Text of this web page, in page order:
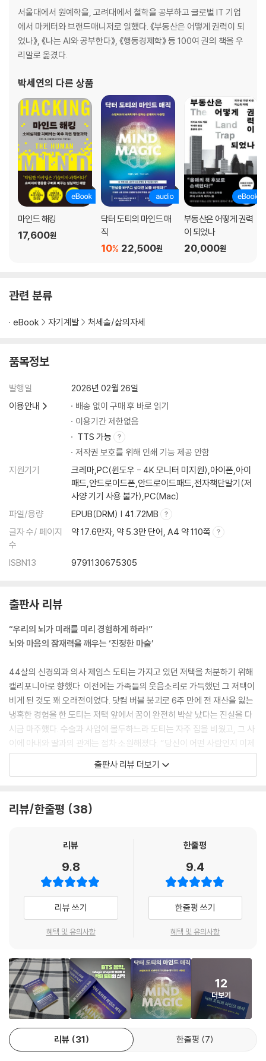
서울대에서 원예학을, 고려대에서 철학을 공부하고 글로벌 IT 기업
에서 마케터와 브랜드매니저로 일했다. 《부동산은 어떻게 권력이 되
었나》, 《나는 AI와 공부한다》, 《행동경제학》 등 100여 권의 책을 우
리말로 옮겼다.
박세연의 다른 상품
마인드 해킹
17,600원
닥터 도티의 마인드 매
직
22,500원
10%
부동산은 어떻게 권력
이 되었나
20,000원
관련 분류
eBook 자기계발 처세술/삶의자세
품목정보
발행일
2026년 02월 26일
이용안내
배송 없이 구매 후 바로 읽기
이용기간 제한없음
TTS 가능
저작권 보호를 위해 인쇄 기능 제공 안함
지원기기
크레마,PC(윈도우 - 4K 모니터 미지원),아이폰,아이
패드,안드로이드폰,안드로이드패드,전자책단말기(저
사양 기기 사용 불가),PC(Mac)
파일/용량
EPUB(DRM) | 41.72MB
글자 수/ 페이지
수
약 17.6만자, 약 5.3만 단어, A4 약 110쪽
ISBN13 9791130675305
출판사 리뷰
“우리의 뇌가 미래를 미리 경험하게 하라!”
뇌와 마음의 잠재력을 깨우는 ‘진정한 마술’
44살의 신경외과 의사 제임스 도티는 가지고 있던 저택을 처분하기 위해
캘리포니아로 향했다. 이전에는 가족들의 웃음소리로 가득했던 그 저택이
비게 된 것도 꽤 오래전이었다. 닷컴 버블 붕괴로 6주 만에 전 재산을 잃는
냉혹한 경험을 한 도티는 저택 앞에서 꿈이 완전히 박살 났다는 진실을 다
시금 마주했다. 수술과 사업에 몰두하느라 도티는 자주 집을 비웠고, 그 사
이에 아내와 딸과의 관계는 점차 소원해졌다. “당신이 어떤 사람인지 이제
도무지 모르겠어”라고 중얼거리던 아내와 “제가 이 집을 그리워할 일은 영
영 없을 거예요”라고 단언하던 딸의 목소리가 귓가에 맴도는 듯했다.
의 평화와 행복까지 한꺼번에 잃게 된 것인지 돌아보았다. 그는 자신이 동
왔다는 걸 깨달았다. 가난하고 불행했던 열두 살의 도티를 의사이자 사업
단했기에 모든 걸 물거품처럼 잃게 된 것이다.
“나는 루스 할머니 앞에 섰던 열두 살의 불우한 소년으로 돌아가야 했다.
할머니의 조언에 힘을 얻어 고향집을 떠나 의대에 진학하고, 신경외과 의
사가 되고, 의료 사업에 도전했던 그 모든 여정을 다시 떠올려야 했다. 나는
꿈꾸든, 어떤 고상한 목표를 세우든 중요한 건 ‘변화에 대한 확신을 가지고
꿈을 현실에서 실현하는 것’이라는 루스 할머니의 목소리가 어디선가 들리
는 듯했다.”
제임스 도티는 이 책에서 그가 삶으로 증명한 ‘현실화’의 방법을 전한다. 원
리는 단순하고 명쾌하다. 자신의 소망을 가능한 한 선명하고 반복적으로
떠올려, 뇌에 새로운 신경회로를 형성하라는 것이다. 잠재의식에 목표가
출판사 리뷰 더보기
리뷰/한줄평 38
리뷰
9.8
리뷰 쓰기
혜택 및 유의사항
한줄평
9.4
한줄평 쓰기
혜택 및 유의사항
12
더보기
리뷰 31 한줄평 7